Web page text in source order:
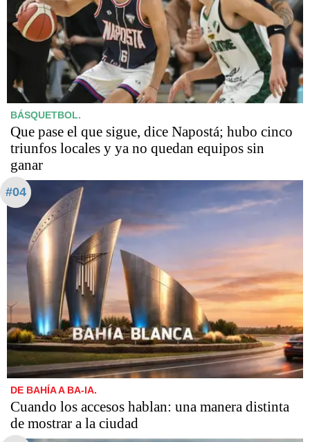
BÁSQUETBOL.
Que pase el que sigue, dice Napostá; hubo cinco
triunfos locales y ya no quedan equipos sin
ganar
#04
DE BAHÍA A BA-IA.
Cuando los accesos hablan: una manera distinta
de mostrar a la ciudad